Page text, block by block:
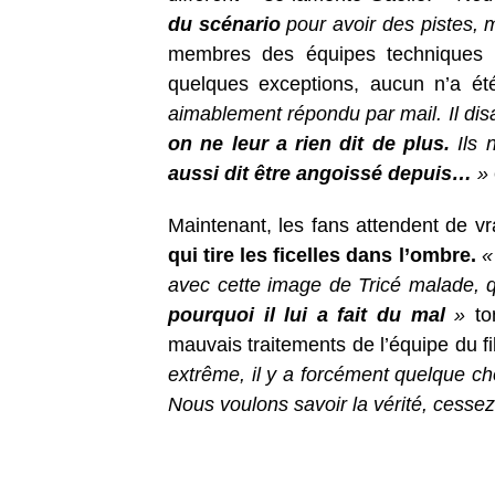
du scénariopour avoir des pistes,
membres des équipes
quelques exceptions, aucun n’a
aimablement répondu par mail. Il
on ne leur a rien dit de plus. Ils
aussi dit être angoissé depuis… »
Maintenant, les fans attendent de
qui tire les ficelles dans l’ombre.
avec cette image de Tricé
pourquoi il lui a fait du mal»
mauvais traitements de l’équipe du
extrême, il y a forcément quelque
Nous voulons savoir la vérité,